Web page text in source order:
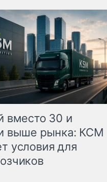
вместо 30 и
выше рынка: КСМ
условия для